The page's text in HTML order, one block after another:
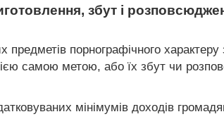
збут і
предметів порнографічного
самою метою, або їх збут чи
мінімумів доходів